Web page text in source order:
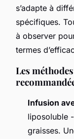
s’adapte à
spécifiques.
à observer
termes
Les
Infusion
liposoluble
graisses.